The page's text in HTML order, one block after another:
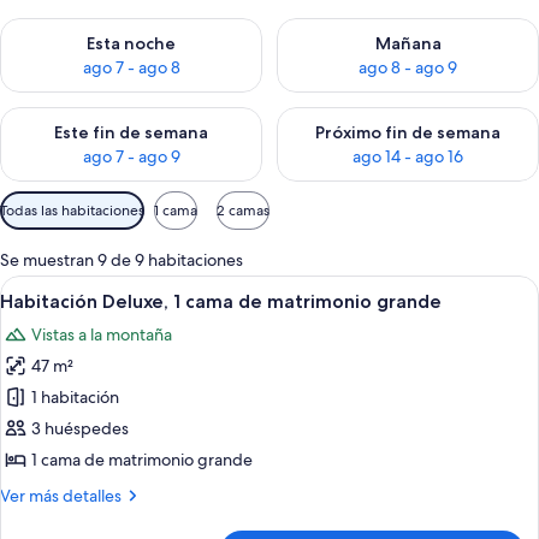
Esta noche
ago 7 - ago 8
Consulta la disponibilidad para esta noche, ago 7 - ago 8
Mañana
ago 8 - ago 9
Consulta la disponibilidad
Este fin de semana
ago 7 - ago 9
Consulta la disponibilidad para este fin de semana, ago 7 -
Próximo fin de semana
ago 14 - ago 16
Consulta la disponibilidad
Filtros
disponibles
para
las
habitaciones
Todas las habitaciones 1 cama 2 camas
Se muestran 9 de 9 habitaciones
Abrir
todas
las
fotos
de
Habitación
Deluxe,
cama
Una habitación de hotel con una
4
Habitación Deluxe, 1 cama de matrimonio grande
Vistas a la montaña
47 m²
1 habitación
3 huéspedes
1 cama de matrimonio grande
Ver más detalles
Más